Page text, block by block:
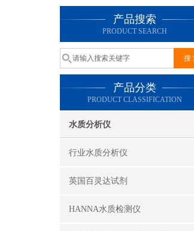
产品搜索
PRODUCT SEARCH
产品分类
PRODUCT CLASSIFICATION
水质分析仪
行业水质分析仪
英国百灵达试剂
HANNA水质检测仪